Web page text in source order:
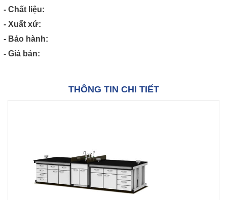
- Chất liệu:
- Xuất xứ:
- Bảo hành:
- Giá bán:
THÔNG TIN CHI TIẾT